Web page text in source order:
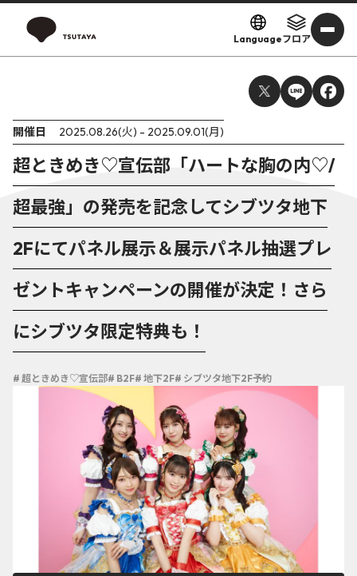
Languageフロア
開催日 2025.08.26(火) - 2025.09.01(月)
超ときめき♡宣伝部「ハートな胸の内♡/
超最強」の発売を記念してシブツタ地下
2Fにてパネル展示＆展示パネル抽選プレ
ゼントキャンペーンの開催が決定！さら
にシブツタ限定特典も！
# 超ときめき♡宣伝部# B2F# 地下2F# シブツタ地下2F予約